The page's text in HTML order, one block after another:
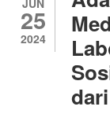
JUN
25
2024